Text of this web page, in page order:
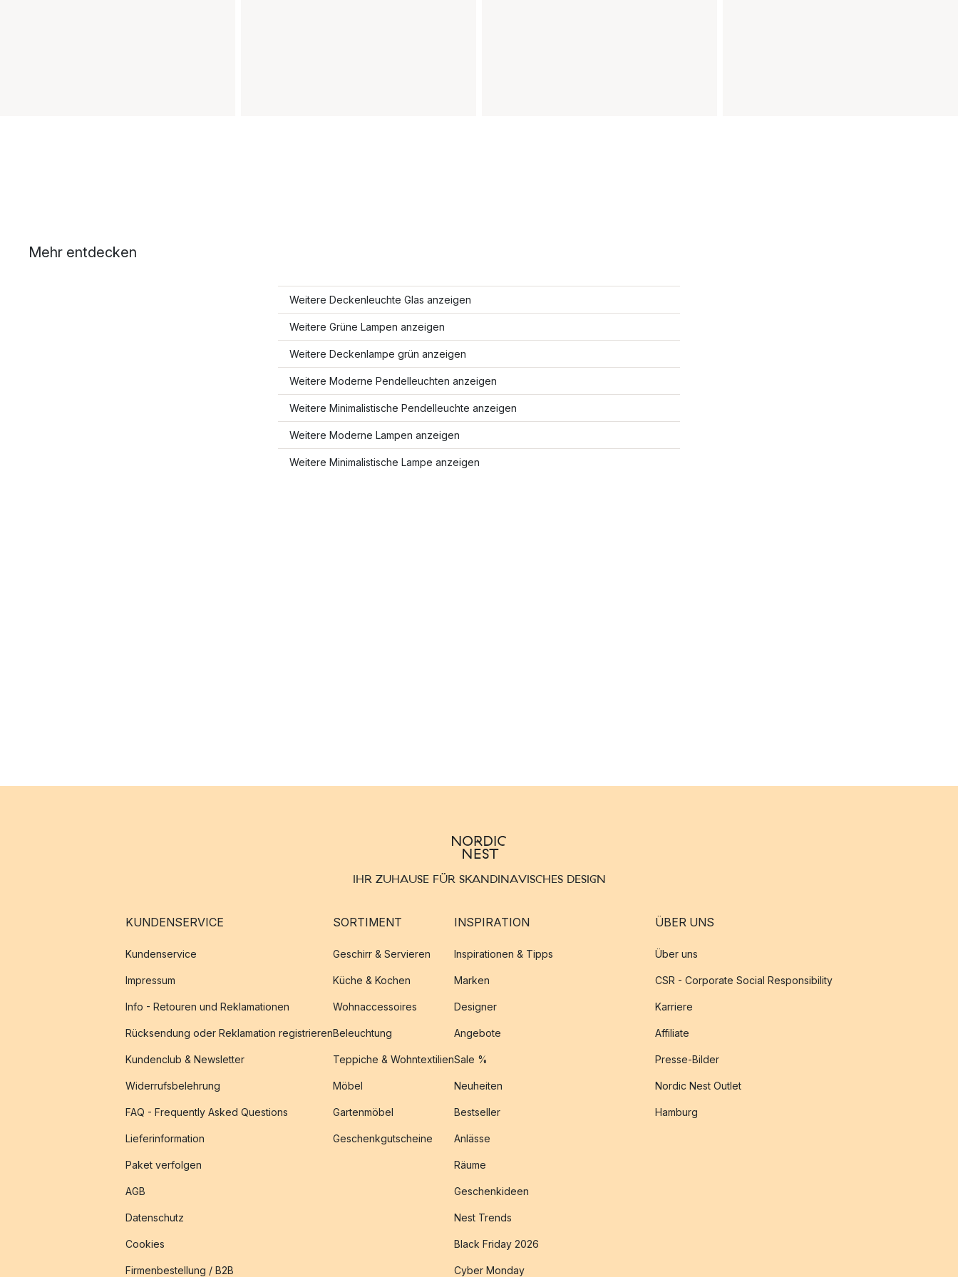
Mehr entdecken
Weitere Deckenleuchte Glas anzeigen
Weitere Grüne Lampen anzeigen
Weitere Deckenlampe grün anzeigen
Weitere Moderne Pendelleuchten anzeigen
Weitere Minimalistische Pendelleuchte anzeigen
Weitere Moderne Lampen anzeigen
Weitere Minimalistische Lampe anzeigen
IHR ZUHAUSE FÜR SKANDINAVISCHES DESIGN
KUNDENSERVICE
Kundenservice
Impressum
Info - Retouren und Reklamationen
Rücksendung oder Reklamation registrieren
Kundenclub & Newsletter
Widerrufsbelehrung
FAQ - Frequently Asked Questions
Lieferinformation
Paket verfolgen
AGB
Datenschutz
Cookies
Firmenbestellung / B2B
SORTIMENT
Geschirr & Servieren
Küche & Kochen
Wohnaccessoires
Beleuchtung
Teppiche & Wohntextilien
Möbel
Gartenmöbel
Geschenkgutscheine
INSPIRATION
Inspirationen & Tipps
Marken
Designer
Angebote
Sale %
Neuheiten
Bestseller
Anlässe
Räume
Geschenkideen
Nest Trends
Black Friday 2026
Cyber Monday
ÜBER UNS
Über uns
CSR - Corporate Social Responsibility
Karriere
Affiliate
Presse-Bilder
Nordic Nest Outlet
Hamburg